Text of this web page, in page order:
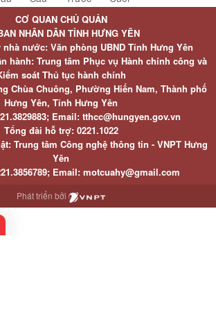
CƠ QUAN CHỦ QUẢN
NHÂN DÂN TỈNH HƯNG YÊN
nước: Văn phòng UBND Tỉnh Hưng Yên
hành: Trung tâm Phục vụ Hành chính công và
soát Thủ tục hành chính
Chùa Chuông, Phường Hiến Nam, Thành phố
Hưng Yên, Tỉnh Hưng Yên
Email: tthcc@hungyen.gov.vn
Tổng đài hỗ trợ: 0221.1022
Trung tâm Công nghệ thông tin - VNPT Hưng
Yên
Email: motcuahy@gmail.com
Phát triển bởi